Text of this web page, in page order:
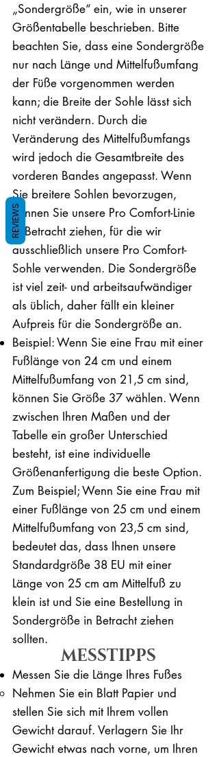
„Sondergröße“ ein, wie in unserer
Größentabelle beschrieben. Bitte
beachten Sie, dass eine Sondergröße
nur nach Länge und Mittelfußumfang
der Füße vorgenommen werden
kann; die Breite der Sohle lässt sich
nicht verändern. Durch die
Veränderung des Mittelfußumfangs
wird jedoch die Gesamtbreite des
vorderen Bandes angepasst. Wenn
Sie breitere Sohlen bevorzugen,
können Sie unsere Pro Comfort-Linie
in Betracht ziehen, für die wir
ausschließlich unsere Pro Comfort-
Sohle verwenden. Die Sondergröße
ist viel zeit- und arbeitsaufwändiger
als üblich, daher fällt ein kleiner
Aufpreis für die Sondergröße an.
Beispiel: Wenn Sie eine Frau mit einer
Fußlänge von 24 cm und einem
Mittelfußumfang von 21,5 cm sind,
können Sie Größe 37 wählen. Wenn
zwischen Ihren Maßen und der
Tabelle ein großer Unterschied
besteht, ist eine individuelle
Größenanfertigung die beste Option.
Zum Beispiel; Wenn Sie eine Frau mit
einer Fußlänge von 25 cm und einem
Mittelfußumfang von 23,5 cm sind,
bedeutet das, dass Ihnen unsere
Standardgröße 38 EU mit einer
Länge von 25 cm am Mittelfuß zu
klein ist und Sie eine Bestellung in
Sondergröße in Betracht ziehen
sollten.
MESSTIPPS
Messen Sie die Länge Ihres Fußes
Nehmen Sie ein Blatt Papier und
stellen Sie sich mit Ihrem vollen
Gewicht darauf. ​Verlagern Sie Ihr
Gewicht etwas nach vorne, um Ihren
REVIEWS